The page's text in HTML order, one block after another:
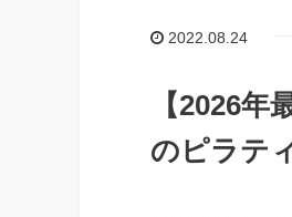
2022.08.24
【2026
のピラテ